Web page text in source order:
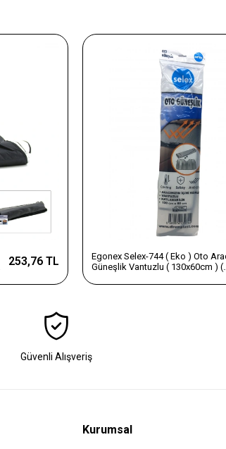
253,76 TL
Egonex Selex-744 ( Eko ) Oto
Güneşlik Vantuzlu ( 130x60cm ) (
Güvenli Alışveriş
Kurumsal